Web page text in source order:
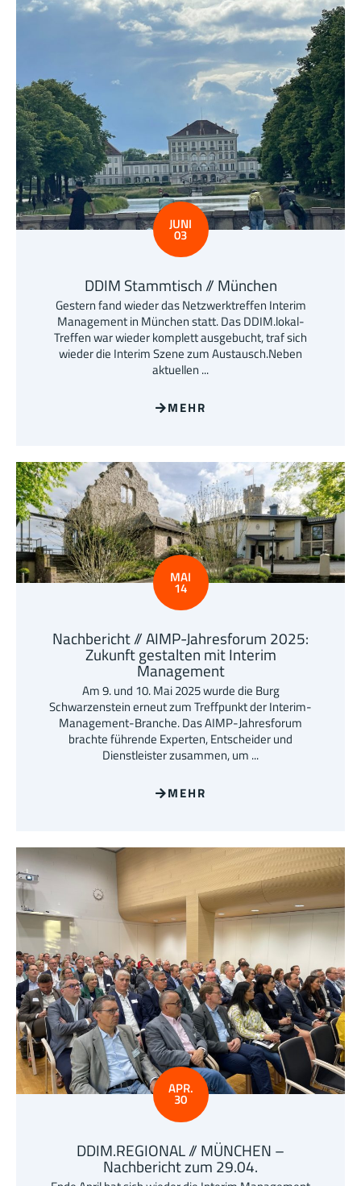
JUNI
03
DDIM Stammtisch // München
Gestern fand wieder das Netzwerktreffen Interim
Management in München statt. Das DDIM.lokal-
Treffen war wieder komplett ausgebucht, traf sich
wieder die Interim Szene zum Austausch.Neben
aktuellen ...
MEHR
MAI
14
Nachbericht // AIMP-Jahresforum 2025:
Zukunft gestalten mit Interim
Management
Am 9. und 10. Mai 2025 wurde die Burg
Schwarzenstein erneut zum Treffpunkt der Interim-
Management-Branche. Das AIMP-Jahresforum
brachte führende Experten, Entscheider und
Dienstleister zusammen, um ...
MEHR
APR.
30
DDIM.REGIONAL // MÜNCHEN –
Nachbericht zum 29.04.